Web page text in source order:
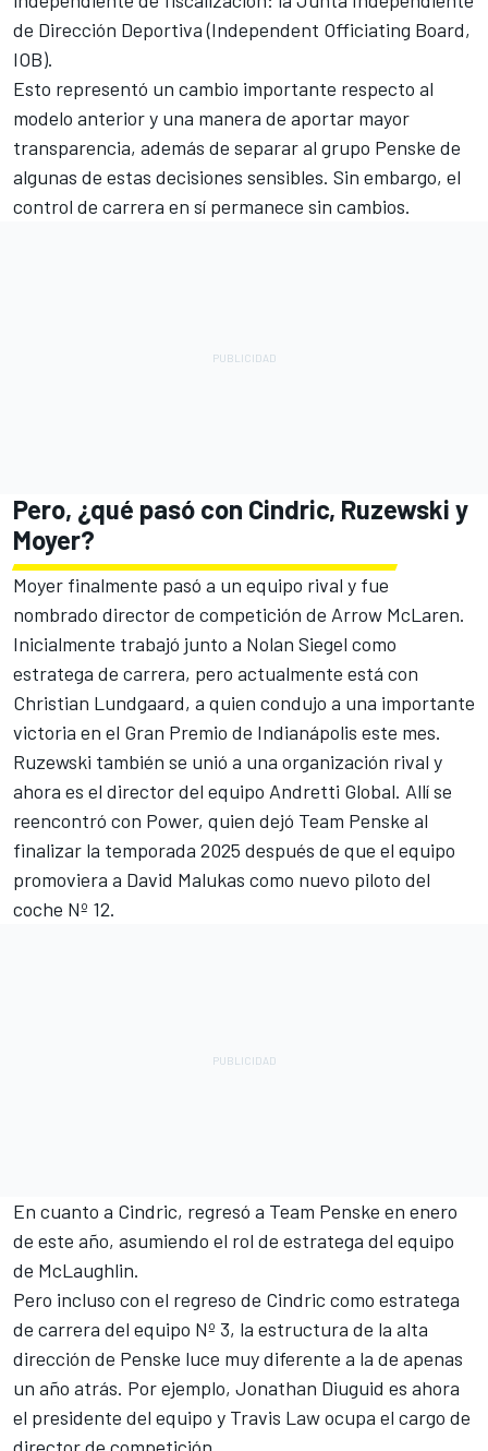
de Dirección Deportiva (Independent Officiating Board,
IOB).
Esto representó un cambio importante respecto al
modelo anterior y una manera de aportar mayor
transparencia, además de separar al grupo Penske de
algunas de estas decisiones sensibles. Sin embargo, el
control de carrera en sí permanece sin cambios.
Pero, ¿qué pasó con Cindric, Ruzewski y
Moyer?
Moyer finalmente pasó a un equipo rival y fue
nombrado director de competición de Arrow McLaren.
Inicialmente trabajó junto a Nolan Siegel como
estratega de carrera, pero actualmente está con
Christian Lundgaard, a quien condujo a una importante
victoria en el Gran Premio de Indianápolis este mes.
Ruzewski también se unió a una organización rival y
ahora es el director del equipo Andretti Global. Allí se
reencontró con Power, quien dejó Team Penske al
finalizar la temporada 2025 después de que el equipo
promoviera a David Malukas como nuevo piloto del
coche Nº 12.
En cuanto a Cindric, regresó a Team Penske en enero
de este año, asumiendo el rol de estratega del equipo
de McLaughlin.
Pero incluso con el regreso de Cindric como estratega
de carrera del equipo Nº 3, la estructura de la alta
dirección de Penske luce muy diferente a la de apenas
un año atrás. Por ejemplo, Jonathan Diuguid es ahora
el presidente del equipo y Travis Law ocupa el cargo de